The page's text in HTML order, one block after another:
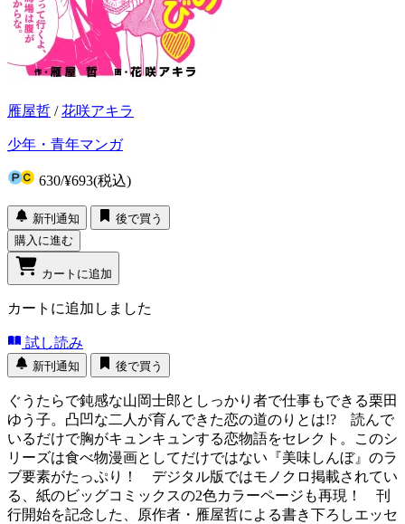
雁屋哲 /花咲アキラ
少年・青年マンガ
630/¥693(税込)
新刊通知
後で買う
購入に進む
カートに追加
カートに追加しました
試し読み
新刊通知 後で買う
ぐうたらで鈍感な山岡士郎としっかり者で仕事もできる栗田
ゆう子。凸凹な二人が育んできた恋の道のりとは!? 読んで
いるだけで胸がキュンキュンする恋物語をセレクト。このシ
リーズは食べ物漫画としてだけではない『美味しんぼ』のラ
ブ要素がたっぷり！ デジタル版ではモノクロ掲載されてい
る、紙のビッグコミックスの2色カラーページも再現！ 刊
行開始を記念した、原作者・雁屋哲による書き下ろしエッセ